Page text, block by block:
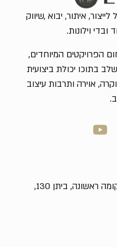
כתובתנו: דרך בן צבי 84, בניין פנורמה, קומה ראשונה, ביתן 130,
איתור, יבוא ,שיווק
ובדי וילונות.
המיוחדים,
בתוכו יכולת ביצועית
אוירה ותרבות עיצוב